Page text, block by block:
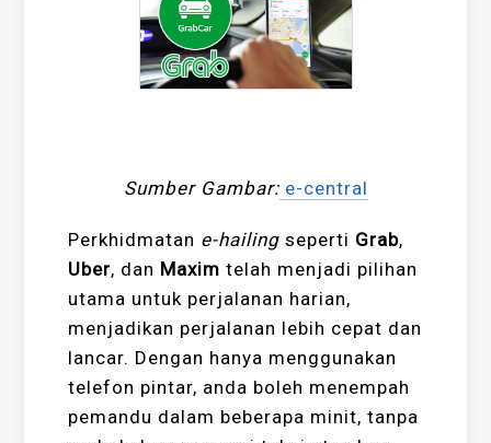
Sumber Gambar:e-central
Perkhidmatan e-hailing seperti Grab,
Uber, dan Maxim telah menjadi pilihan
utama untuk perjalanan harian,
menjadikan perjalanan lebih cepat dan
lancar. Dengan hanya menggunakan
telefon pintar, anda boleh menempah
pemandu dalam beberapa minit, tanpa